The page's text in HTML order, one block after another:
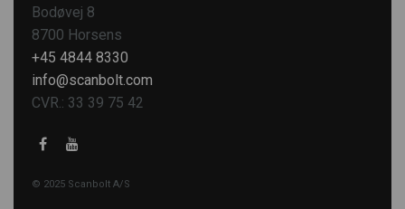
Bodøvej 8
8700 Horsens
+45 4844 8330
info@scanbolt.com
CVR.: 33 39 75 42
© 2025 Scanbolt A/S